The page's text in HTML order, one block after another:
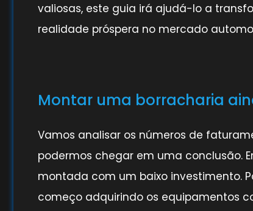
valiosas, este guia irá ajudá-lo a
realidade próspera no mercado
Montar uma borracharia
Vamos analisar os números de
podermos chegar em uma conclusão.
montada com um baixo investimento.
começo adquirindo os equipamentos